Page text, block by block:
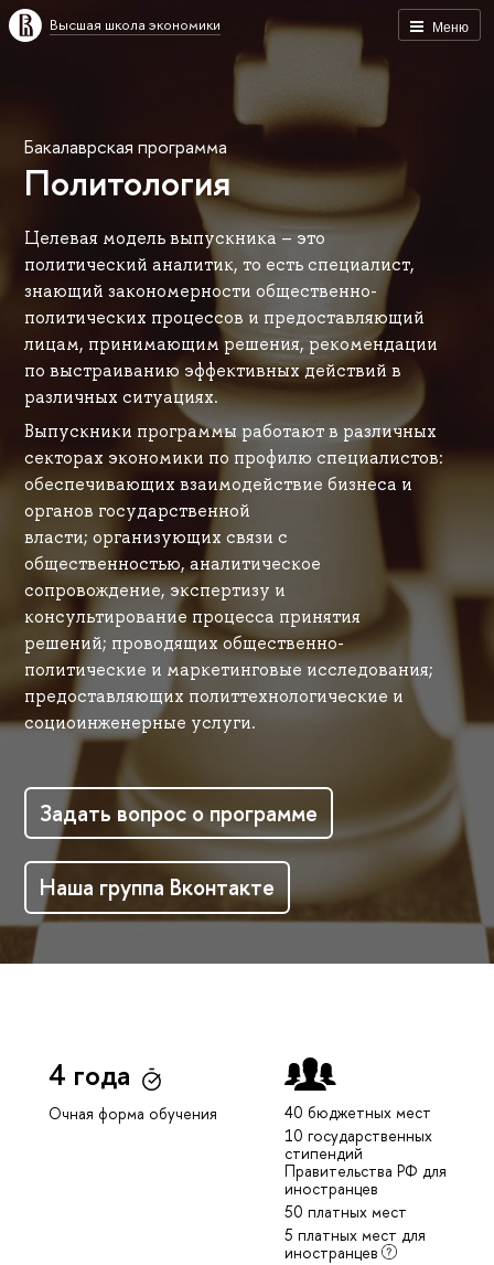
Меню
Высшая школа экономики
Бакалаврская программа
Политология
Целевая модель выпускника – это
политический аналитик, то есть специалист,
знающий закономерности общественно-
политических процессов и предоставляющий
лицам, принимающим решения, рекомендации
по выстраиванию эффективных действий в
различных ситуациях.
Выпускники программы работают в различных
секторах экономики по профилю специалистов:
обеспечивающих взаимодействие бизнеса и
органов государственной
власти; организующих связи с
общественностью, аналитическое
сопровождение, экспертизу и
консультирование процесса принятия
решений; проводящих общественно-
политические и маркетинговые исследования;
предоставляющих политтехнологические и
социоинженерные услуги.
Задать вопрос о программе
Наша группа Вконтакте
4 года
Очная форма обучения
40 бюджетных мест
10 государственных
стипендий
Правительства РФ для
иностранцев
50 платных мест
5 платных мест для
иностранцев